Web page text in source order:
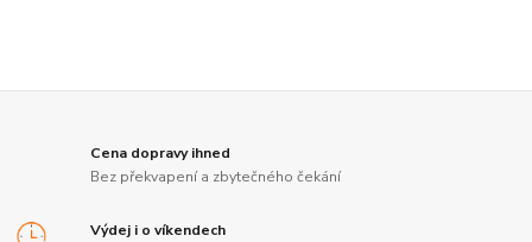
Cena dopravy ihned
Bez překvapení a zbytečného čekání
Výdej i o víkendech